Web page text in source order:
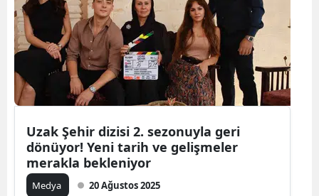
Uzak Şehir dizisi 2. sezonuyla geri
dönüyor! Yeni tarih ve gelişmeler
merakla bekleniyor
Medya 20 Ağustos 2025